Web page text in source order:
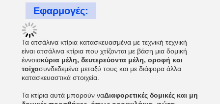
Εφαρμογές:
Τα ατσάλινα κτίρια κατασκευασμένα με τεχνική τεχνική
είναι ατσάλινα κτίρια που χτίζονται με βάση μια δομική
έννοιακύρια μέλη, δευτερεύοντα μέλη, οροφή και
τοίχοσυνδεδεμένα μεταξύ τους και με διάφορα άλλα
κατασκευαστικά στοιχεία.
Τα κτίρια αυτά μπορούν ναΔιαφορετικές δομικές και μη